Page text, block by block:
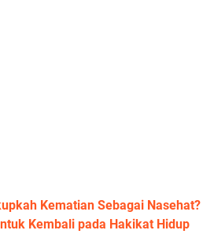
Kematian Sebagai Nasehat?
Kembali pada Hakikat Hidup